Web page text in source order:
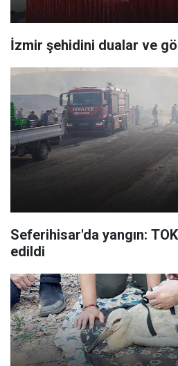
İzmir şehidini dualar ve
Seferihisar'da yangın:
edildi